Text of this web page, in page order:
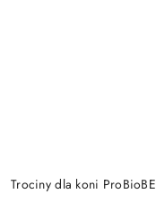
Trociny dla koni